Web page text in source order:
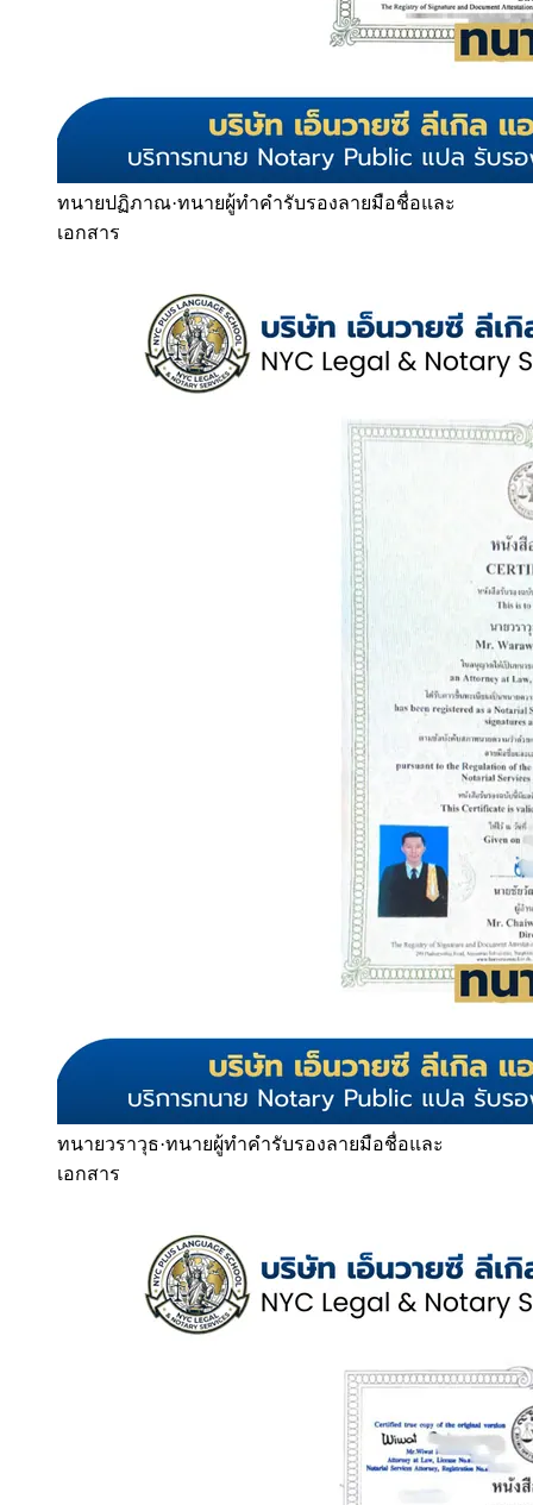
ทนายปฏิภาณ·ทนายผู้ทำคำรับรองลายมือชื่อและ
เอกสาร
ทนายวราวุธ·ทนายผู้ทำคำรับรองลายมือชื่อและ
เอกสาร